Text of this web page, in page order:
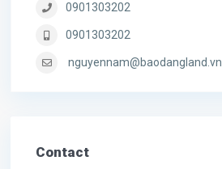
0901303202
0901303202
nguyennam@baodangland.vn
Contact